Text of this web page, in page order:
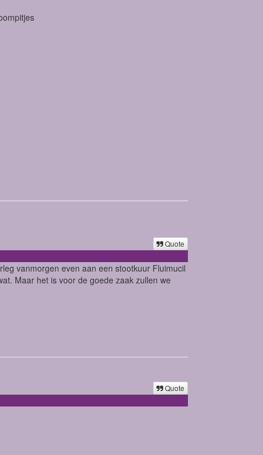
Quote
vanmorgen even aan een stootkuur Fluimucil
Maar het is voor de goede zaak zullen we
Quote